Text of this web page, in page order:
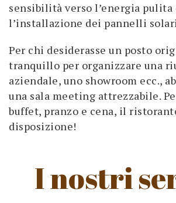
sensibilità verso l’energia pulita
l’installazione dei pannelli
Per chi desiderasse un posto
tranquillo per organizzare una
aziendale, uno showroom ecc.,
una sala meeting attrezzabile.
buffet, pranzo e cena, il
disposizione!
I nostri